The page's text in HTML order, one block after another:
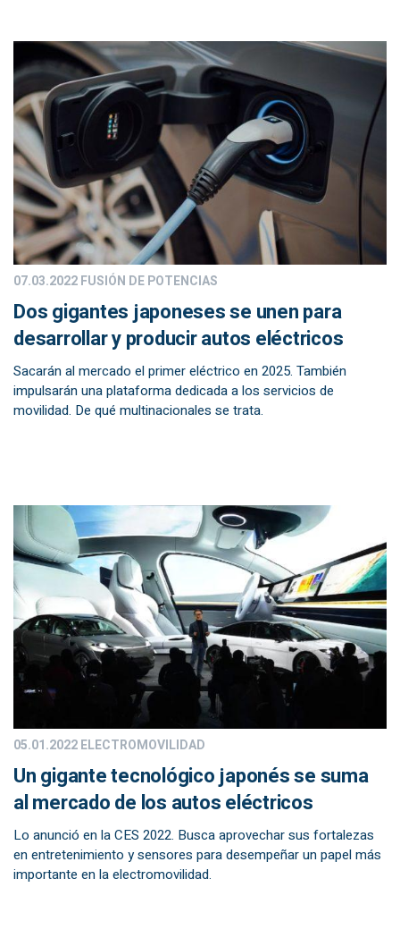
07.03.2022FUSIÓN DE POTENCIAS
Dos gigantes japoneses se unen para
desarrollar y producir autos eléctricos
Sacarán al mercado el primer eléctrico en 2025. También
impulsarán una plataforma dedicada a los servicios de
movilidad. De qué multinacionales se trata.
05.01.2022ELECTROMOVILIDAD
Un gigante tecnológico japonés se suma
al mercado de los autos eléctricos
Lo anunció en la CES 2022. Busca aprovechar sus fortalezas
en entretenimiento y sensores para desempeñar un papel más
importante en la electromovilidad.